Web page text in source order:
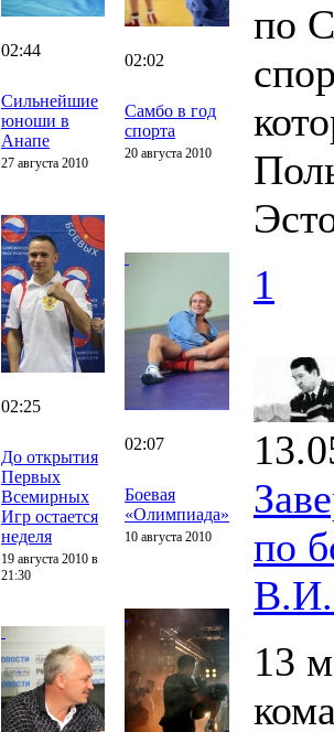
02:44
Сильнейшие
юноши в
Анапе
27 августа 2010
02:02
Самбо в год
спорта
20 августа 2010
02:25
До открытия
Первых
Всемирных
Игр остается
неделя
19 августа 2010 в
21:30
02:07
Боевая
«Олимпиада»
10 августа 2010
по
1
по
13